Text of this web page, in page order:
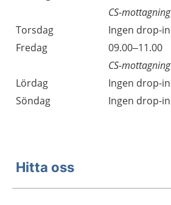
CS-mottagning
Torsdag
Ingen drop-in
Fredag
09.00–11.00
CS-mottagning
Lördag
Ingen drop-in
Söndag
Ingen drop-in
Hitta oss